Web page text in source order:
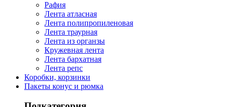
Рафия
Лента атласная
Лента полипропиленовая
Лента траурная
Лента из органзы
Кружевная лента
Лента бархатная
Лента репс
Коробки, корзинки
Пакеты конус и рюмка